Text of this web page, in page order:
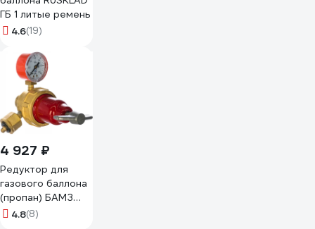
ГБ 1 литые ремень
4.6(19)
4 927 ₽
Редуктор для
газового баллона
(пропан) БАМЗ
БПО-5-4
4.8(8)